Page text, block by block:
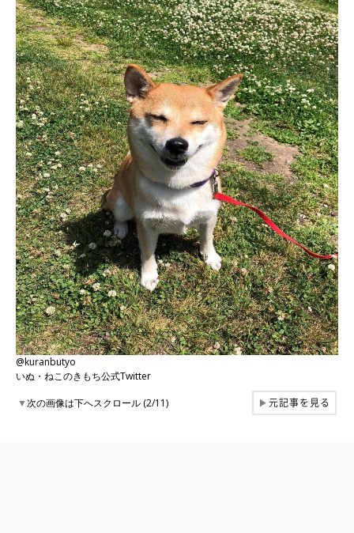
@kuranbutyo
いぬ・ねこのきもち公式Twitter
▼次の画像は下へスクロール (2/11) ▶元記事を見る